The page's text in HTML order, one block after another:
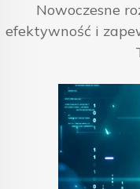
Nowoczesne
efektywność i